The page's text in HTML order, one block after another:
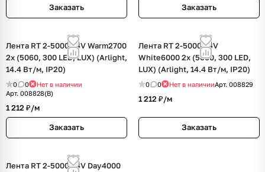
Заказать Заказать
Лента RT 2-5000 24V Warm2700
2x (5060, 300 LED, LUX) (Arlight,
14.4 Вт/м, IP20)
0 0
Нет в наличии
Арт. 008828(B)
1 212 ₽/м
Заказать
Лента RT 2-5000 24V
White6000 2x (5060, 300 LED,
LUX) (Arlight, 14.4 Вт/м, IP20)
0 0 Нет в наличииАрт. 008829
1 212 ₽/м
Заказать
Лента RT 2-5000 24V Day4000